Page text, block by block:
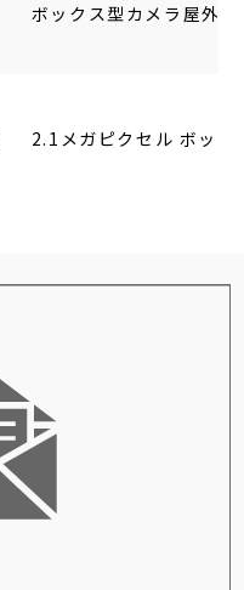
ボックス型カメラ屋外
2.1メガピクセル ボック